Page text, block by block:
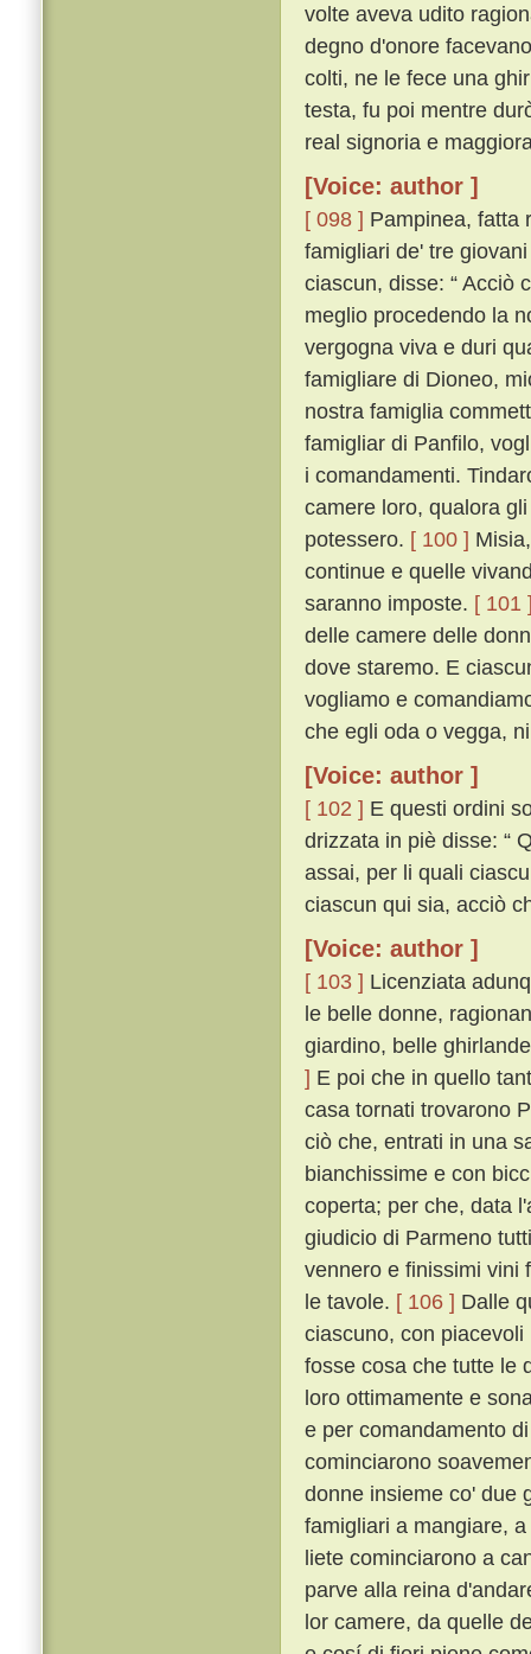
volte aveva udito
degno d'onore
colti, ne le fece una
testa, fu poi mentre
real signoria e
[Voice: author ]
[ 098 ] Pampinea, fatta
famigliari de' tre
ciascun, disse: “ Acciò
meglio procedendo la
vergogna viva e duri
famigliare di Dioneo,
nostra famiglia
famigliar di Panfilo,
i comandamenti.
camere loro, qualora
potessero. [ 100 ]
continue e quelle
saranno imposte. [ 101
delle camere delle
dove staremo. E
vogliamo e
che egli oda o vegga,
[Voice: author ]
[ 102 ] E questi ordini
drizzata in piè disse: “
assai, per li quali
ciascun qui sia, acciò
[Voice: author ]
[ 103 ] Licenziata
le belle donne,
giardino, belle
] E poi che in quello
casa tornati trovarono
ciò che, entrati in una
bianchissime e con
coperta; per che, data
giudicio di Parmeno
vennero e finissimi vini
le tavole. [ 106 ] Dalle
ciascuno, con
fosse cosa che tutte le
loro ottimamente e
e per comandamento
cominciarono
donne insieme co' due
famigliari a mangiare,
liete cominciarono a
parve alla reina
lor camere, da quelle